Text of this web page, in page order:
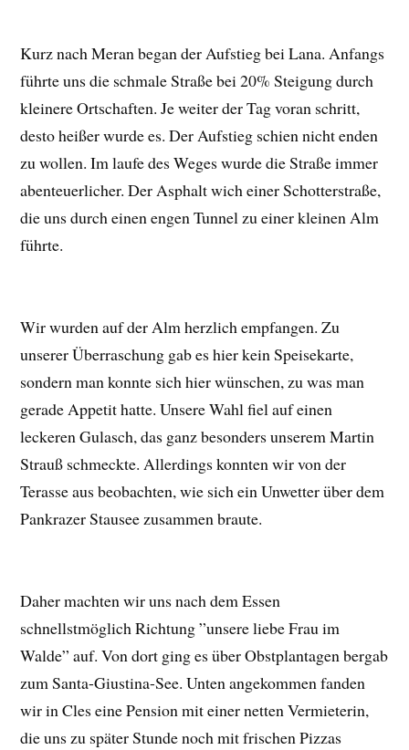
Kurz nach Meran began der Aufstieg bei Lana. Anfangs
führte uns die schmale Straße bei 20% Steigung durch
kleinere Ortschaften. Je weiter der Tag voran schritt,
desto heißer wurde es. Der Aufstieg schien nicht enden
zu wollen. Im laufe des Weges wurde die Straße immer
abenteuerlicher. Der Asphalt wich einer Schotterstraße,
die uns durch einen engen Tunnel zu einer kleinen Alm
führte.
Wir wurden auf der Alm herzlich empfangen. Zu
unserer Überraschung gab es hier kein Speisekarte,
sondern man konnte sich hier wünschen, zu was man
gerade Appetit hatte. Unsere Wahl fiel auf einen
leckeren Gulasch, das ganz besonders unserem Martin
Strauß schmeckte. Allerdings konnten wir von der
Terasse aus beobachten, wie sich ein Unwetter über dem
Pankrazer Stausee zusammen braute.
Daher machten wir uns nach dem Essen
schnellstmöglich Richtung ”unsere liebe Frau im
Walde” auf. Von dort ging es über Obstplantagen bergab
zum Santa-Giustina-See. Unten angekommen fanden
wir in Cles eine Pension mit einer netten Vermieterin,
die uns zu später Stunde noch mit frischen Pizzas